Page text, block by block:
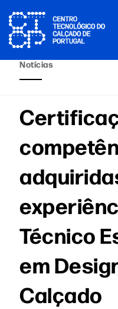
Notícias
Técnico
em
Calçado